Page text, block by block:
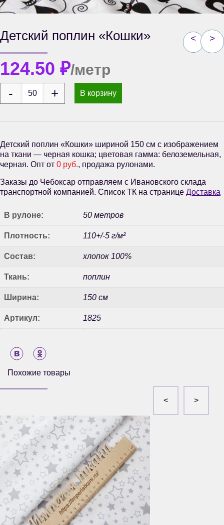
< >
Детский поплин «Кошки»
124.50 ₽/метр
В корзину
Детский поплин «Кошки» шириной 150 см с изображением
на ткани — черная кошка; цветовая гамма: белоземельная,
черная. Опт от 0 руб., продажа рулонами.
Заказы до Чебоксар отправляем с Ивановского склада
транспортной компанией. Список ТК на странице Доставка
В рулоне: 50 метров
Плотность: 110+/-5 г/м²
Состав: хлопок 100%
Ткань: поплин
Ширина: 150 см
Артикул: 1825
Похожие товары